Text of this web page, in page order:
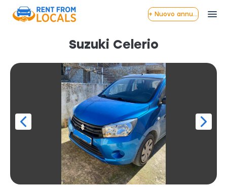
+ Nuovo annuncio
Suzuki Celerio